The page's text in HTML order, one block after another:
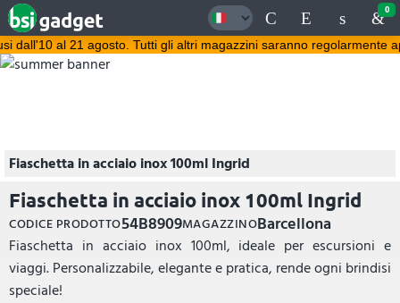
0
al 21 agosto. Tutti gli altri magazzini saranno regolarmente
Fiaschetta in acciaio inox 100ml Ingrid
Fiaschetta in acciaio inox 100ml Ingrid
CODICE PRODOTTO54B8909MAGAZZINOBarcellona
Fiaschetta in acciaio inox 100ml, ideale per escursioni e
viaggi. Personalizzabile, elegante e pratica, rende ogni brindisi
speciale!